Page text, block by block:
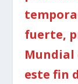
fuerte,
Mundial
este fin